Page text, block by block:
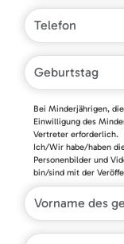
Bei Minderjährigen,
Einwilligung des
Vertreter erforderlich.
Ich/Wir habe/haben
Personenbilder und
bin/sind mit der